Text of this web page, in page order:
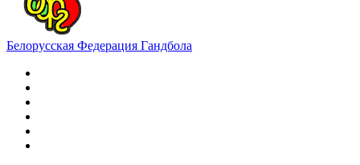
Белорусская Федерация Гандбола